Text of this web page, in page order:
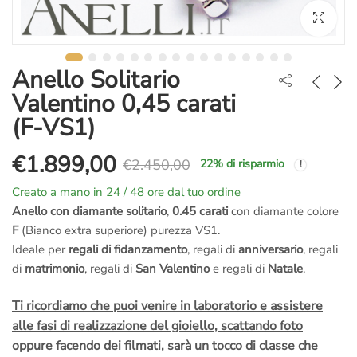
Anello Solitario
Valentino 0,45 carati
(F-VS1)
€2.450,00
Il
prezzo
originale
€2.450,00.
€1.899,00
Il
prezzo
attuale
€1.899,00.
22% di risparmio
Creato a mano in 24 / 48 ore dal tuo ordine
Anello con diamante solitario, 0.45 carati con diamante colore
F(Bianco extra superiore) purezza VS1.
Ideale per regali di fidanzamento, regali di anniversario, regali
di matrimonio, regali di San Valentinoe regali di Natale.
Ti ricordiamo che puoi venire in laboratorio e assistere
alle fasi di realizzazione del gioiello, scattando foto
oppure facendo dei filmati, sarà un tocco di classe che